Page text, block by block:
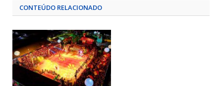
CONTEÚDO RELACIONADO